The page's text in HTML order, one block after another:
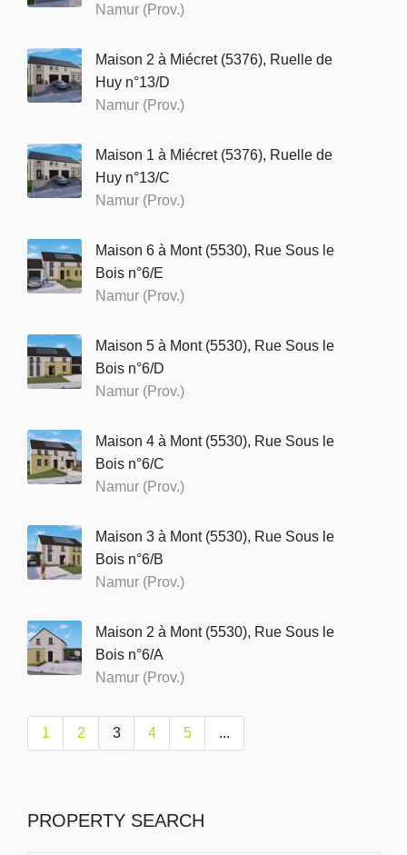
Namur (Prov.)
Maison 2 à Miécret (5376), Ruelle de
Huy n°13/D
Namur (Prov.)
Maison 1 à Miécret (5376), Ruelle de
Huy n°13/C
Namur (Prov.)
Maison 6 à Mont (5530), Rue Sous le
Bois n°6/E
Namur (Prov.)
Maison 5 à Mont (5530), Rue Sous le
Bois n°6/D
Namur (Prov.)
Maison 4 à Mont (5530), Rue Sous le
Bois n°6/C
Namur (Prov.)
Maison 3 à Mont (5530), Rue Sous le
Bois n°6/B
Namur (Prov.)
Maison 2 à Mont (5530), Rue Sous le
Bois n°6/A
Namur (Prov.)
1 2 3 4 5 ...
PROPERTY SEARCH